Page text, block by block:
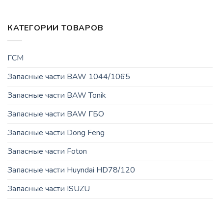
КАТЕГОРИИ ТОВАРОВ
ГСМ
Запасные части BAW 1044/1065
Запасные части BAW Tonik
Запасные части BAW ГБО
Запасные части Dong Feng
Запасные части Foton
Запасные части Huyndai HD78/120
Запасные части ISUZU